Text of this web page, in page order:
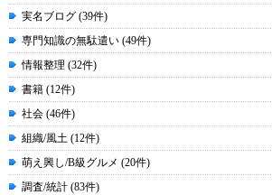
実名ブログ (39件)
専門知識の無駄遣い (49件)
情報整理 (32件)
書籍 (12件)
社会 (46件)
組織/風土 (12件)
萌え興し/B級グルメ (20件)
調査/統計 (83件)